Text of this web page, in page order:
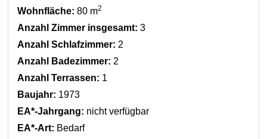
Wohnfläche: 80 m2
Anzahl Zimmer insgesamt: 3
Anzahl Schlafzimmer: 2
Anzahl Badezimmer: 2
Anzahl Terrassen: 1
Baujahr: 1973
EA*-Jahrgang: nicht verfügbar
EA*-Art: Bedarf